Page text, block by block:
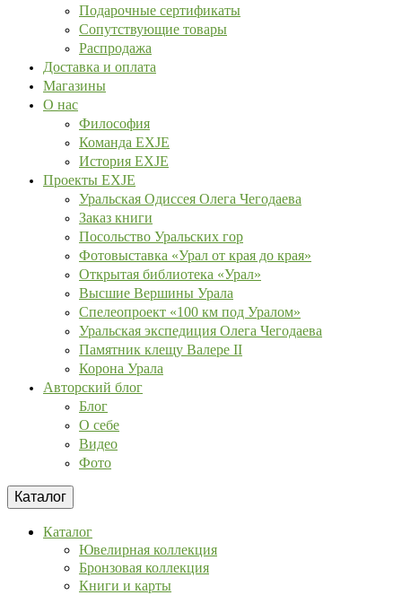
Подарочные сертификаты
Сопутствующие товары
Распродажа
Доставка и оплата
Магазины
О нас
Философия
Команда EXJE
История EXJE
Проекты EXJE
Уральская Одиссея Олега Чегодаева
Заказ книги
Посольство Уральских гор
Фотовыставка «Урал от края до края»
Открытая библиотека «Урал»
Высшие Вершины Урала
Спелеопроект «100 км под Уралом»
Уральская экспедиция Олега Чегодаева
Памятник клещу Валере II
Корона Урала
Авторский блог
Блог
О себе
Видео
Фото
Каталог
Каталог
Ювелирная коллекция
Бронзовая коллекция
Книги и карты